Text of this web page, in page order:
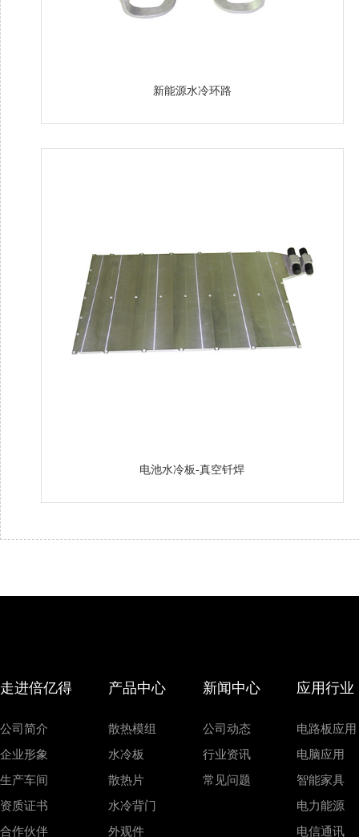
新能源水冷环路
电池水冷板-真空钎焊
走进倍亿得
公司简介
企业形象
生产车间
资质证书
合作伙伴
产品中心
散热模组
水冷板
散热片
水冷背门
外观件
新闻中心
公司动态
行业资讯
常见问题
应用行业
电路板应用
电脑应用
智能家具
电力能源
电信通讯